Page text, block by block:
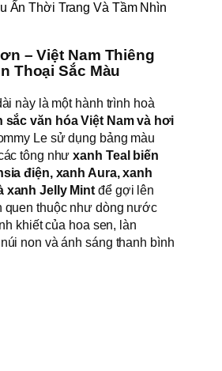
Ấn Thời Trang Và Tầm Nhìn
– Việt Nam Thiêng
Thoại Sắc Màu
này là một hành trình hoà
sắc văn hóa Việt Nam và hơi
Le sử dụng bảng màu
tông nhưxanh Teal biến
điện, xanh Aura, xanh
xanh Jelly Mint để gợi lên
quen thuộc như dòng nước
khiết của hoa sen, làn
non và ánh sáng thanh bình